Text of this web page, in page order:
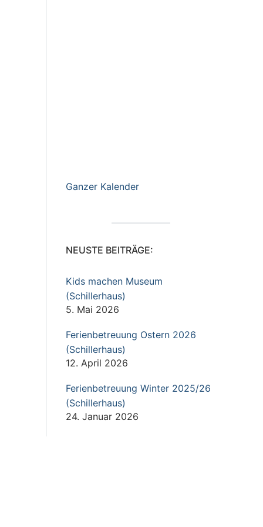
Ganzer Kalender
NEUSTE BEITRÄGE:
Kids machen Museum
(Schillerhaus)
5. Mai 2026
Ferienbetreuung Ostern 2026
(Schillerhaus)
12. April 2026
Ferienbetreuung Winter 2025/26
(Schillerhaus)
24. Januar 2026